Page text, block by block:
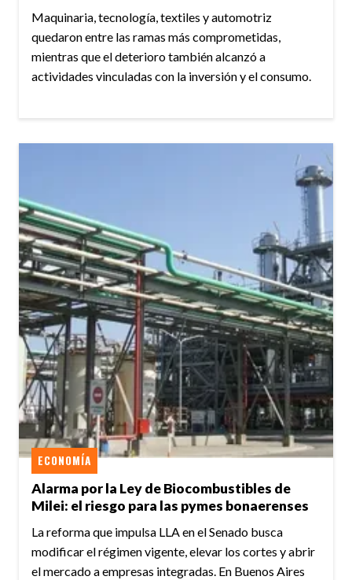
Maquinaria, tecnología, textiles y automotriz
quedaron entre las ramas más comprometidas,
mientras que el deterioro también alcanzó a
actividades vinculadas con la inversión y el consumo.
Alarma por la Ley de Biocombustibles de
Milei: el riesgo para las pymes bonaerenses
ECONOMÍA
La reforma que impulsa LLA en el Senado busca
modificar el régimen vigente, elevar los cortes y abrir
el mercado a empresas integradas. En Buenos Aires